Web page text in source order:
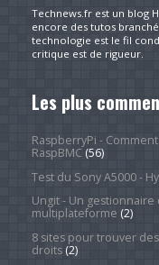
Technews.fr est un blog
encore des tutos
technologie est le fil
critique est de rigueur.
Les plus
RaspberryPi -
RaspBMC(56)
Test du Sony A5000 -
Ungit - Un
multiplateforme (2)
8 sites pour trouver
droits(2)